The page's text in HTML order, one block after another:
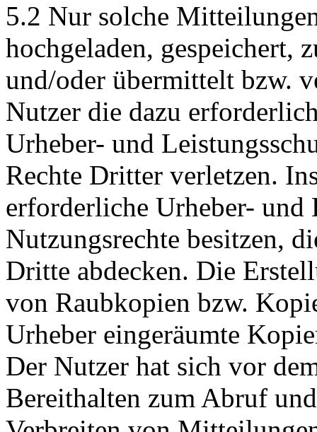
5.2 Nur solche
hochgeladen, gespeichert,
und/oder übermittelt bzw.
Nutzer die dazu
Urheber- und
Rechte Dritter verletzen.
erforderliche Urheber- und
Nutzungsrechte besitzen,
Dritte abdecken. Die
von Raubkopien bzw.
Urheber eingeräumte
Der Nutzer hat sich vor
Bereithalten zum Abruf